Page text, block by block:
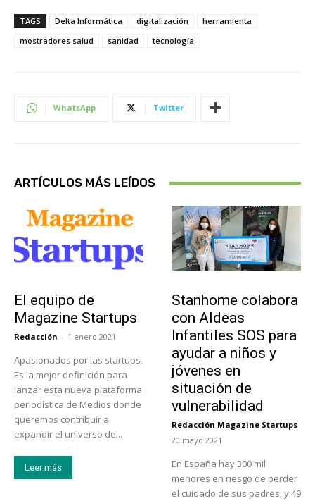
TAGS Delta Informática digitalización
herramienta
mostradores salud
sanidad tecnología
WhatsApp Twitter
ARTÍCULOS MÁS LEÍDOS
El equipo de
Magazine Startups
Redacción - 1 enero 2021
Apasionados por las startups.
Es la mejor definición para
lanzar esta nueva plataforma
periodística de Medios donde
queremos contribuir a
expandir el universo de...
Leer más
Stanhome colabora
con Aldeas
Infantiles SOS para
ayudar a niños y
jóvenes en
situación de
vulnerabilidad
Redacción Magazine Startups
-
20 mayo 2021
En España hay 300 mil
menores en riesgo de perder
el cuidado de sus padres, y 49